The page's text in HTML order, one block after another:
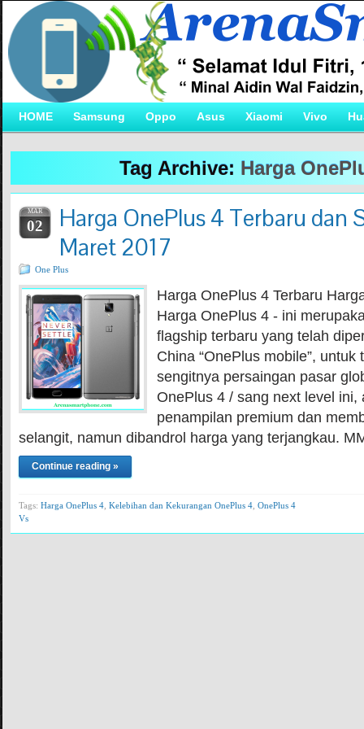
HOME Samsung Oppo Asus Xiaomi Vivo
Tag Archive: Harga
MAR
02
Harga OnePlus 4 Terbaru dan
Maret 2017
One Plus
Harga OnePlus 4 Terbaru
Harga OnePlus 4 - ini
flagship terbaru yang telah
China “OnePlus mobile”, untuk
sengitnya persaingan pasar
OnePlus 4 / sang next level ini,
penampilan premium dan
selangit, namun dibandrol harga yang terjangkau.
Continue reading »
Tags: Harga OnePlus 4, Kelebihan dan Kekurangan OnePlus 4, OnePlus 4
Vs